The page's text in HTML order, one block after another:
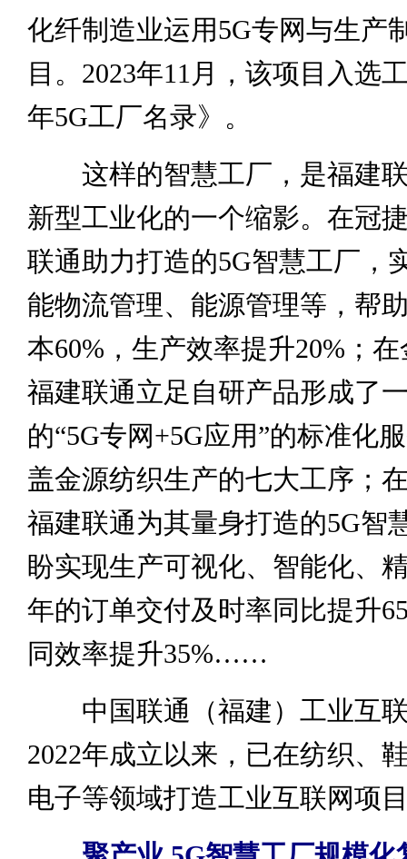
化纤制造业运用5G专网与生产
目。2023年11月，该项目入选
年5G工厂名录》。
这样的智慧工厂，是福建联
新型工业化的一个缩影。在冠
联通助力打造的5G智慧工厂，
能物流管理、能源管理等，帮
本60%，生产效率提升20%；
福建联通立足自研产品形成了
的“5G专网+5G应用”的标准化
盖金源纺织生产的七大工序；
福建联通为其量身打造的5G智
盼实现生产可视化、智能化、
年的订单交付及时率同比提升
同效率提升35%……
中国联通（福建）工业互联
2022年成立以来，已在纺织、
电子等领域打造工业互联网项